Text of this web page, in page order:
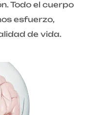
Todo el cuerpo
esfuerzo,
de vida.